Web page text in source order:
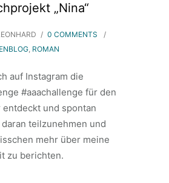
„Nina“
/ 0 COMMENTS
/
, ROMAN
auf Instagram die
#aaachallenge für den
entdeckt und spontan
teilzunehmen und
mehr über meine
zu berichten.